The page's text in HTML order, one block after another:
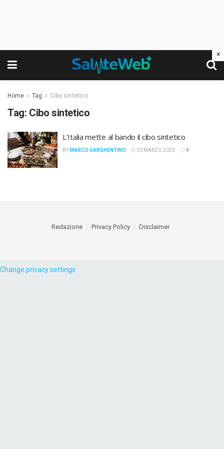
Home Tag Cibo sintetico
Tag: Cibo sintetico
L’Italia mette al bando il cibo sintetico
BY MARCO GARGHENTINO 30 MARZO 2023 0
Redazione Privacy Policy Disclaimer
Change privacy settings
×